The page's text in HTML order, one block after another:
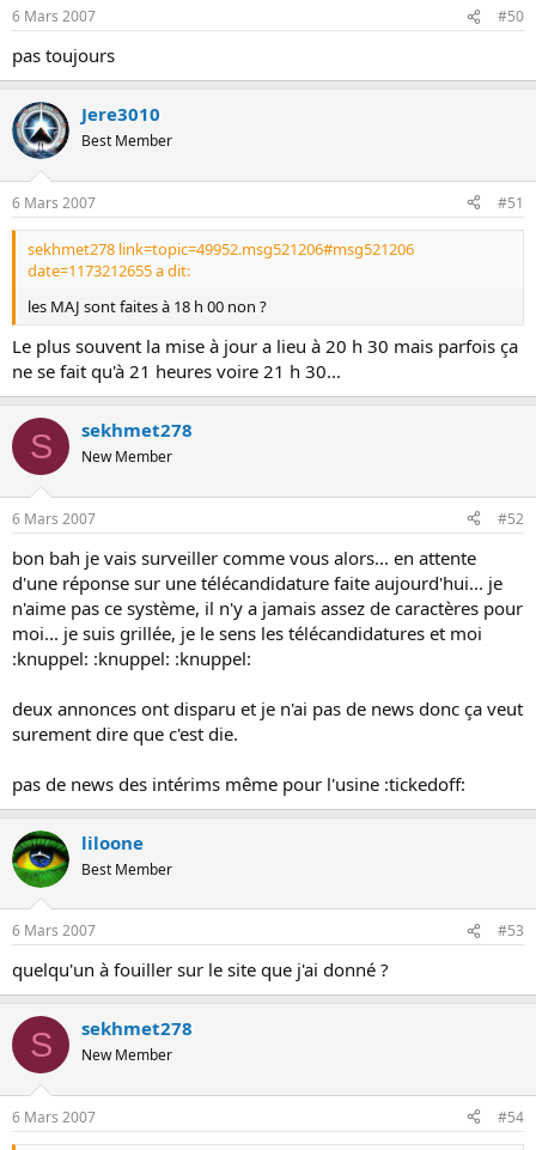
6 Mars 2007 #50
pas toujours
Jere3010
Best Member
6 Mars 2007 #51
sekhmet278 link=topic=49952.msg521206#msg521206
date=1173212655 a dit:
les MAJ sont faites à 18 h 00 non ?
Le plus souvent la mise à jour a lieu à 20 h 30 mais parfois ça
ne se fait qu'à 21 heures voire 21 h 30...
S sekhmet278
New Member
6 Mars 2007 #52
bon bah je vais surveiller comme vous alors... en attente
d'une réponse sur une télécandidature faite aujourd'hui... je
n'aime pas ce système, il n'y a jamais assez de caractères pour
moi... je suis grillée, je le sens les télécandidatures et moi
:knuppel: :knuppel: :knuppel:
deux annonces ont disparu et je n'ai pas de news donc ça veut
surement dire que c'est die.
pas de news des intérims même pour l'usine :tickedoff:
liloone
Best Member
6 Mars 2007 #53
quelqu'un à fouiller sur le site que j'ai donné ?
S sekhmet278
New Member
6 Mars 2007 #54